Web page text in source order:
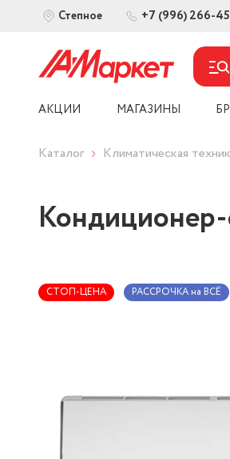
Степное +7 (996) 266-
АКЦИИ МАГАЗИНЫ
Каталог Климатическая
СТОП-ЦЕНА РАССРОЧКА на ВСЁ